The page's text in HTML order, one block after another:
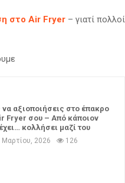
στο Air Fryer – γιατί πολλοί
αξιοποιήσεις στο έπακρο
Fryer σου – Από κάποιον
κολλήσει μαζί του
Μαρτίου, 2026 126